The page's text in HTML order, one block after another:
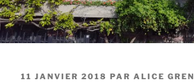
PUBLIÉ
11 JANVIER 2018 PAR ALICE GREN